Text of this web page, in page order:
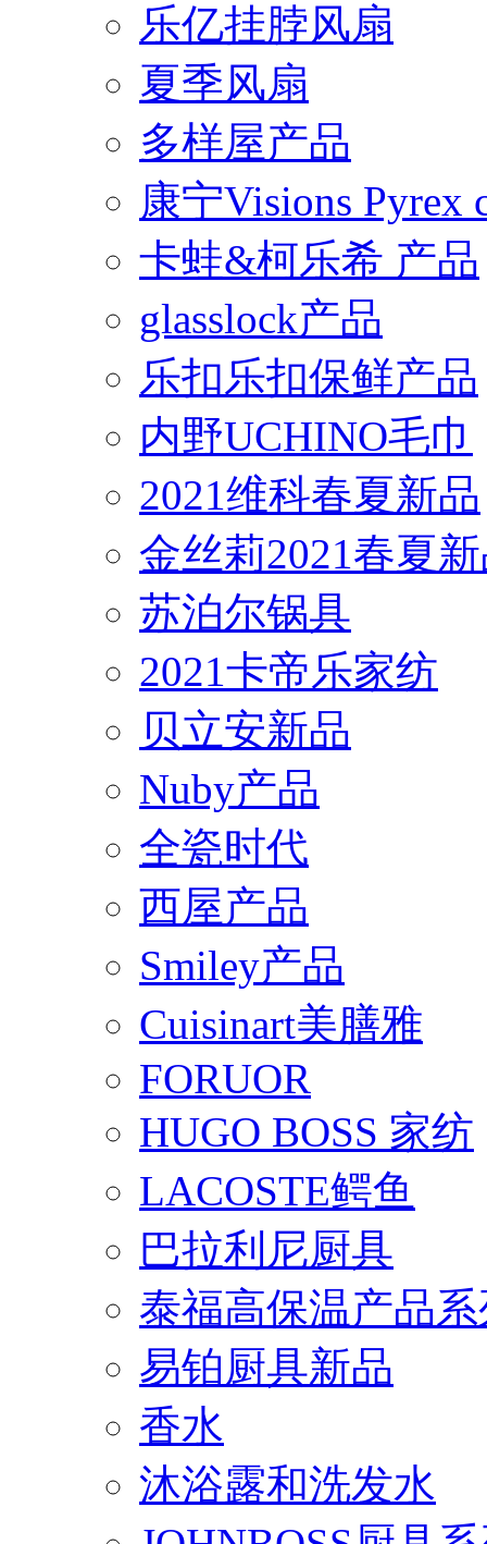
乐亿挂脖风扇
夏季风扇
多样屋产品
康宁Visions Pyrex
卡蛙&柯乐希 产品
glasslock产品
乐扣乐扣保鲜产品
内野UCHINO毛巾
2021维科春夏新品
金丝莉2021春夏
苏泊尔锅具
2021卡帝乐家纺
贝立安新品
Nuby产品
全瓷时代
西屋产品
Smiley产品
Cuisinart美膳雅
FORUOR
HUGO BOSS 家纺
LACOSTE鳄鱼
巴拉利尼厨具
泰福高保温产品
易铂厨具新品
香水
沐浴露和洗发水